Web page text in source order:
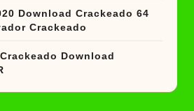
Download Crackeado 64
Crackeado
Download